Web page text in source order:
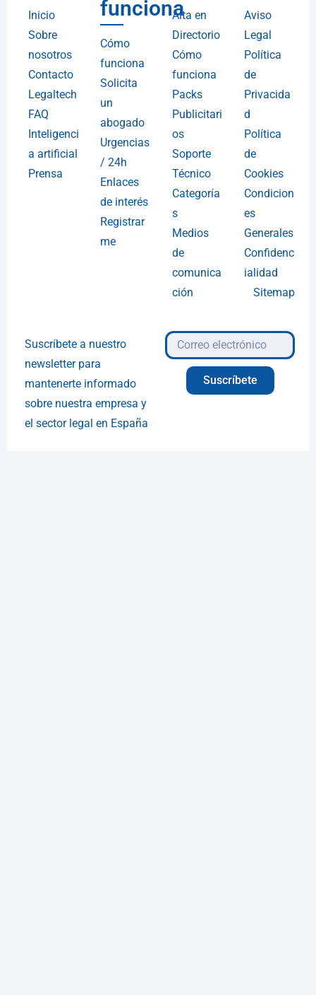
Inicio
Sobre
nosotros
Contacto
Legaltech
FAQ
Inteligenci
a artificial
Prensa
funciona
Cómo
funciona
Solicita
un
abogado
Urgencias
/ 24h
Enlaces
de interés
Registrar
me
Alta en
Directorio
Cómo
funciona
Packs
Publicitari
os
Soporte
Técnico
Categoría
s
Medios
de
comunica
ción
Aviso
Legal
Política
de
Privacida
d
Política
de
Cookies
Condicion
es
Generales
Confidenc
ialidad
Sitemap
Suscríbete a nuestro
newsletter para
mantenerte informado
sobre nuestra empresa y
el sector legal en España
Suscríbete